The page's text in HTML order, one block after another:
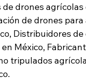
drones agrícolas
de drones
Distribuidores de
México,
tripulados